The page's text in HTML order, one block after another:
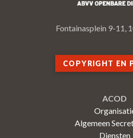
Fontainasplein 9-11,
COPYRIGHT EN
ACOD
Algemeen
Diensten